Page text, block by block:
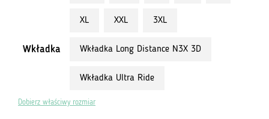
XL XXL 3XL
Wkładka Wkładka Long Distance N3X 3D
Wkładka Ultra Ride
Dobierz właściwy rozmiar